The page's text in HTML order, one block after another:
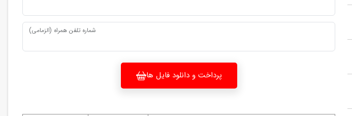
شماره تلفن همراه (الزمامی)
پرداخت و دانلود فایل ها